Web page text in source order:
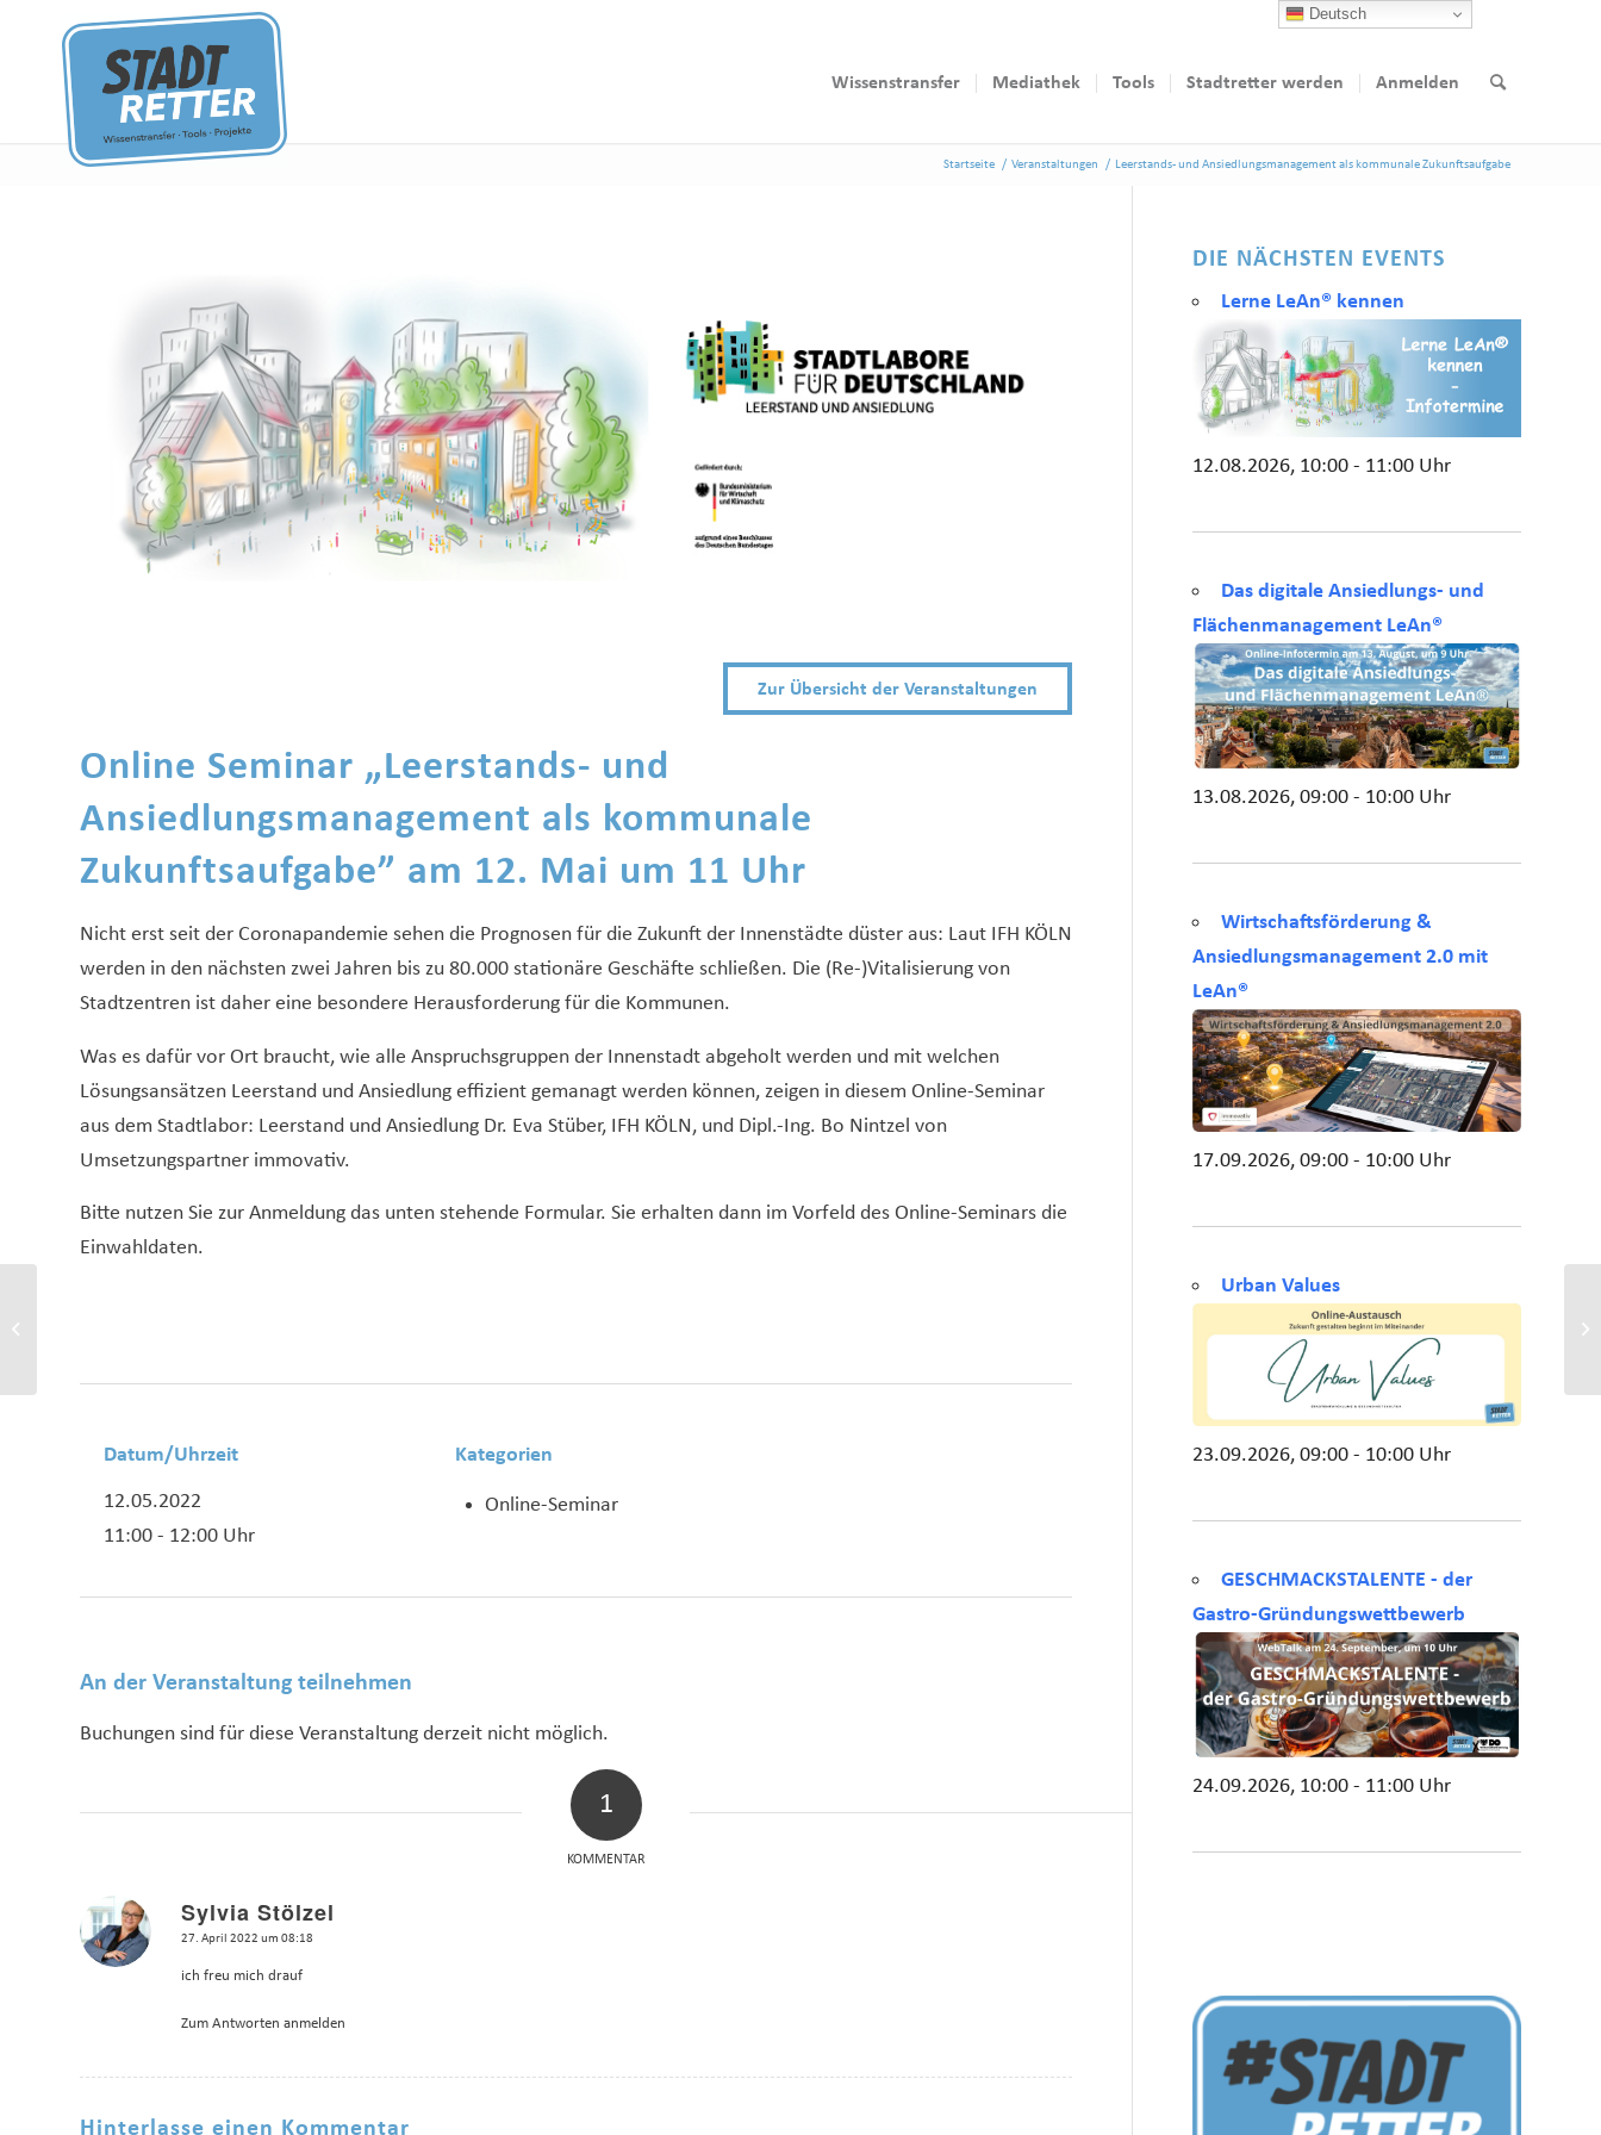
Wissenstransfer Mediathek Tools Stadtretter werden Anmelden
Startseite / Veranstaltungen / Leerstands- und Ansiedlungsmanagement als kommunale Zukunftsaufgabe
Zur Übersicht der Veranstaltungen
Online Seminar „Leerstands- und
Ansiedlungsmanagement als kommunale
Zukunftsaufgabe” am 12. Mai um 11 Uhr
Nicht erst seit der Coronapandemie sehen die Prognosen für die Zukunft der Innenstädte düster aus: Laut IFH KÖLN
werden in den nächsten zwei Jahren bis zu 80.000 stationäre Geschäfte schließen. Die (Re-)Vitalisierung von
Stadtzentren ist daher eine besondere Herausforderung für die Kommunen.
Was es dafür vor Ort braucht, wie alle Anspruchsgruppen der Innenstadt abgeholt werden und mit welchen
Lösungsansätzen Leerstand und Ansiedlung effizient gemanagt werden können, zeigen in diesem Online-Seminar
aus dem Stadtlabor: Leerstand und Ansiedlung Dr. Eva Stüber, IFH KÖLN, und Dipl.-Ing. Bo Nintzel von
Umsetzungspartner immovativ.
Bitte nutzen Sie zur Anmeldung das unten stehende Formular. Sie erhalten dann im Vorfeld des Online-Seminars die
Einwahldaten.
Datum/Uhrzeit
12.05.2022
11:00 - 12:00 Uhr
Kategorien
Online-Seminar
An der Veranstaltung teilnehmen
Buchungen sind für diese Veranstaltung derzeit nicht möglich.
1
KOMMENTAR
Sylvia Stölzel
sagte:
27. April 2022 um 08:18
ich freu mich drauf
Zum Antworten anmelden
Hinterlasse einen Kommentar
DIE NÄCHSTEN EVENTS
Lerne LeAn® kennen
12.08.2026, 10:00 - 11:00 Uhr
Das digitale Ansiedlungs- und
Flächenmanagement LeAn®
13.08.2026, 09:00 - 10:00 Uhr
Wirtschaftsförderung &
Ansiedlungsmanagement 2.0 mit
LeAn®
17.09.2026, 09:00 - 10:00 Uhr
Urban Values
23.09.2026, 09:00 - 10:00 Uhr
GESCHMACKSTALENTE - der
Gastro-Gründungswettbewerb
24.09.2026, 10:00 - 11:00 Uhr
Deutsch